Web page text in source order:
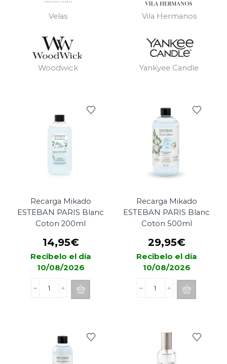
Velas Vila Hermanos
Woodwick Yankyee Candle
Recarga Mikado
ESTEBAN PARIS Blanc
Coton 200ml
14,95€
Recibelo el día
10/08/2026
Recarga
Mikado
Coton
200ml
cantidad
Recarga Mikado
ESTEBAN PARIS Blanc
Coton 500ml
29,95€
Recibelo el día
10/08/2026
Recarga
Mikado
Blanc
500ml